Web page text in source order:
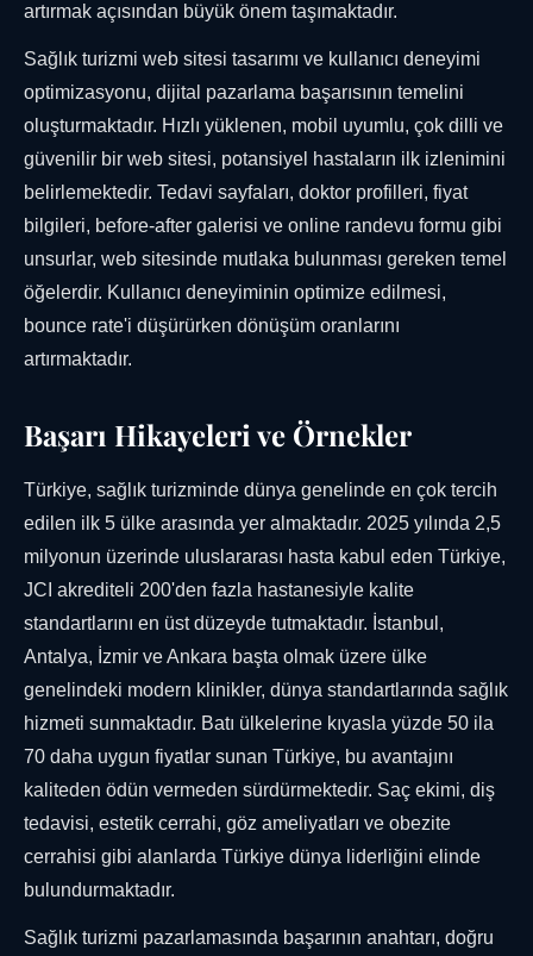
artırmak açısından büyük önem taşımaktadır.
Sağlık turizmi web sitesi tasarımı ve kullanıcı deneyimi
optimizasyonu, dijital pazarlama başarısının temelini
oluşturmaktadır. Hızlı yüklenen, mobil uyumlu, çok dilli ve
güvenilir bir web sitesi, potansiyel hastaların ilk izlenimini
belirlemektedir. Tedavi sayfaları, doktor profilleri, fiyat
bilgileri, before-after galerisi ve online randevu formu gibi
unsurlar, web sitesinde mutlaka bulunması gereken temel
öğelerdir. Kullanıcı deneyiminin optimize edilmesi,
bounce rate'i düşürürken dönüşüm oranlarını
artırmaktadır.
Başarı Hikayeleri ve Örnekler
Türkiye, sağlık turizminde dünya genelinde en çok tercih
edilen ilk 5 ülke arasında yer almaktadır. 2025 yılında 2,5
milyonun üzerinde uluslararası hasta kabul eden Türkiye,
JCI akrediteli 200'den fazla hastanesiyle kalite
standartlarını en üst düzeyde tutmaktadır. İstanbul,
Antalya, İzmir ve Ankara başta olmak üzere ülke
genelindeki modern klinikler, dünya standartlarında sağlık
hizmeti sunmaktadır. Batı ülkelerine kıyasla yüzde 50 ila
70 daha uygun fiyatlar sunan Türkiye, bu avantajını
kaliteden ödün vermeden sürdürmektedir. Saç ekimi, diş
tedavisi, estetik cerrahi, göz ameliyatları ve obezite
cerrahisi gibi alanlarda Türkiye dünya liderliğini elinde
bulundurmaktadır.
Sağlık turizmi pazarlamasında başarının anahtarı, doğru